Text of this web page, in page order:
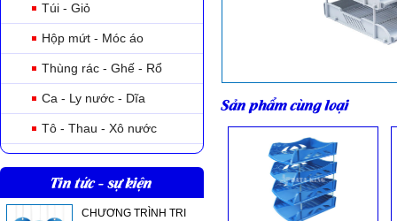
Túi - Giỏ
Hộp mứt - Móc áo
Thùng rác - Ghế - Rổ
Ca - Ly nước - Dĩa
Tô - Thau - Xô nước
Tin tức - sự kiện
CHƯƠNG TRÌNH TRI
Sản phẩm cùng loại